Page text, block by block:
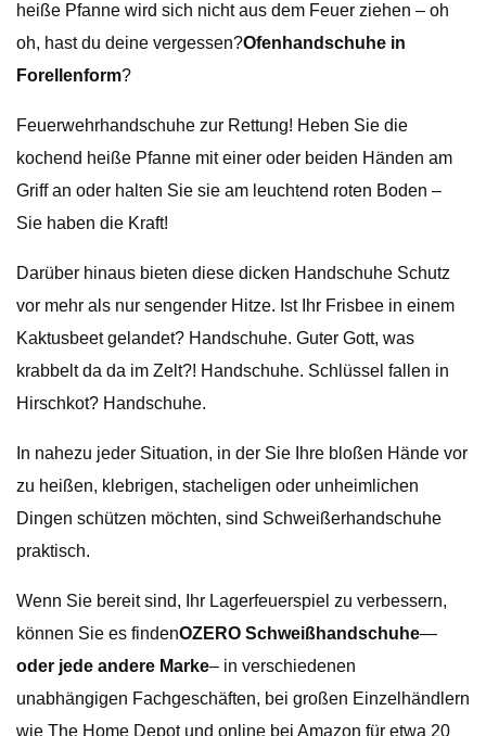
heiße Pfanne wird sich nicht aus dem Feuer ziehen – oh
oh, hast du deine vergessen?Ofenhandschuhe in
Forellenform?
Feuerwehrhandschuhe zur Rettung! Heben Sie die
kochend heiße Pfanne mit einer oder beiden Händen am
Griff an oder halten Sie sie am leuchtend roten Boden –
Sie haben die Kraft!
Darüber hinaus bieten diese dicken Handschuhe Schutz
vor mehr als nur sengender Hitze. Ist Ihr Frisbee in einem
Kaktusbeet gelandet? Handschuhe. Guter Gott, was
krabbelt da da im Zelt?! Handschuhe. Schlüssel fallen in
Hirschkot? Handschuhe.
In nahezu jeder Situation, in der Sie Ihre bloßen Hände vor
zu heißen, klebrigen, stacheligen oder unheimlichen
Dingen schützen möchten, sind Schweißerhandschuhe
praktisch.
Wenn Sie bereit sind, Ihr Lagerfeuerspiel zu verbessern,
können Sie es findenOZERO Schweißhandschuhe—
oder jede andere Marke– in verschiedenen
unabhängigen Fachgeschäften, bei großen Einzelhändlern
wie The Home Depot und online bei Amazon für etwa 20